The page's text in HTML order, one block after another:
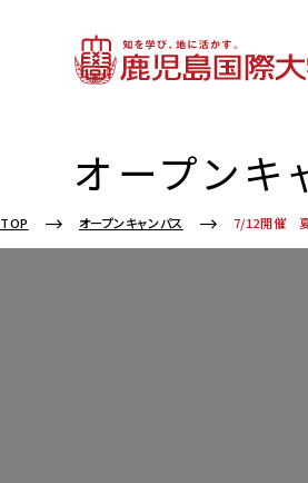
オープンキ
TOP オープンキャンパス